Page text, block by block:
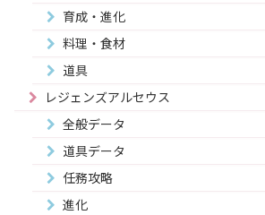
育成・進化
料理・食材
道具
レジェンズアルセウス
全般データ
道具データ
任務攻略
進化